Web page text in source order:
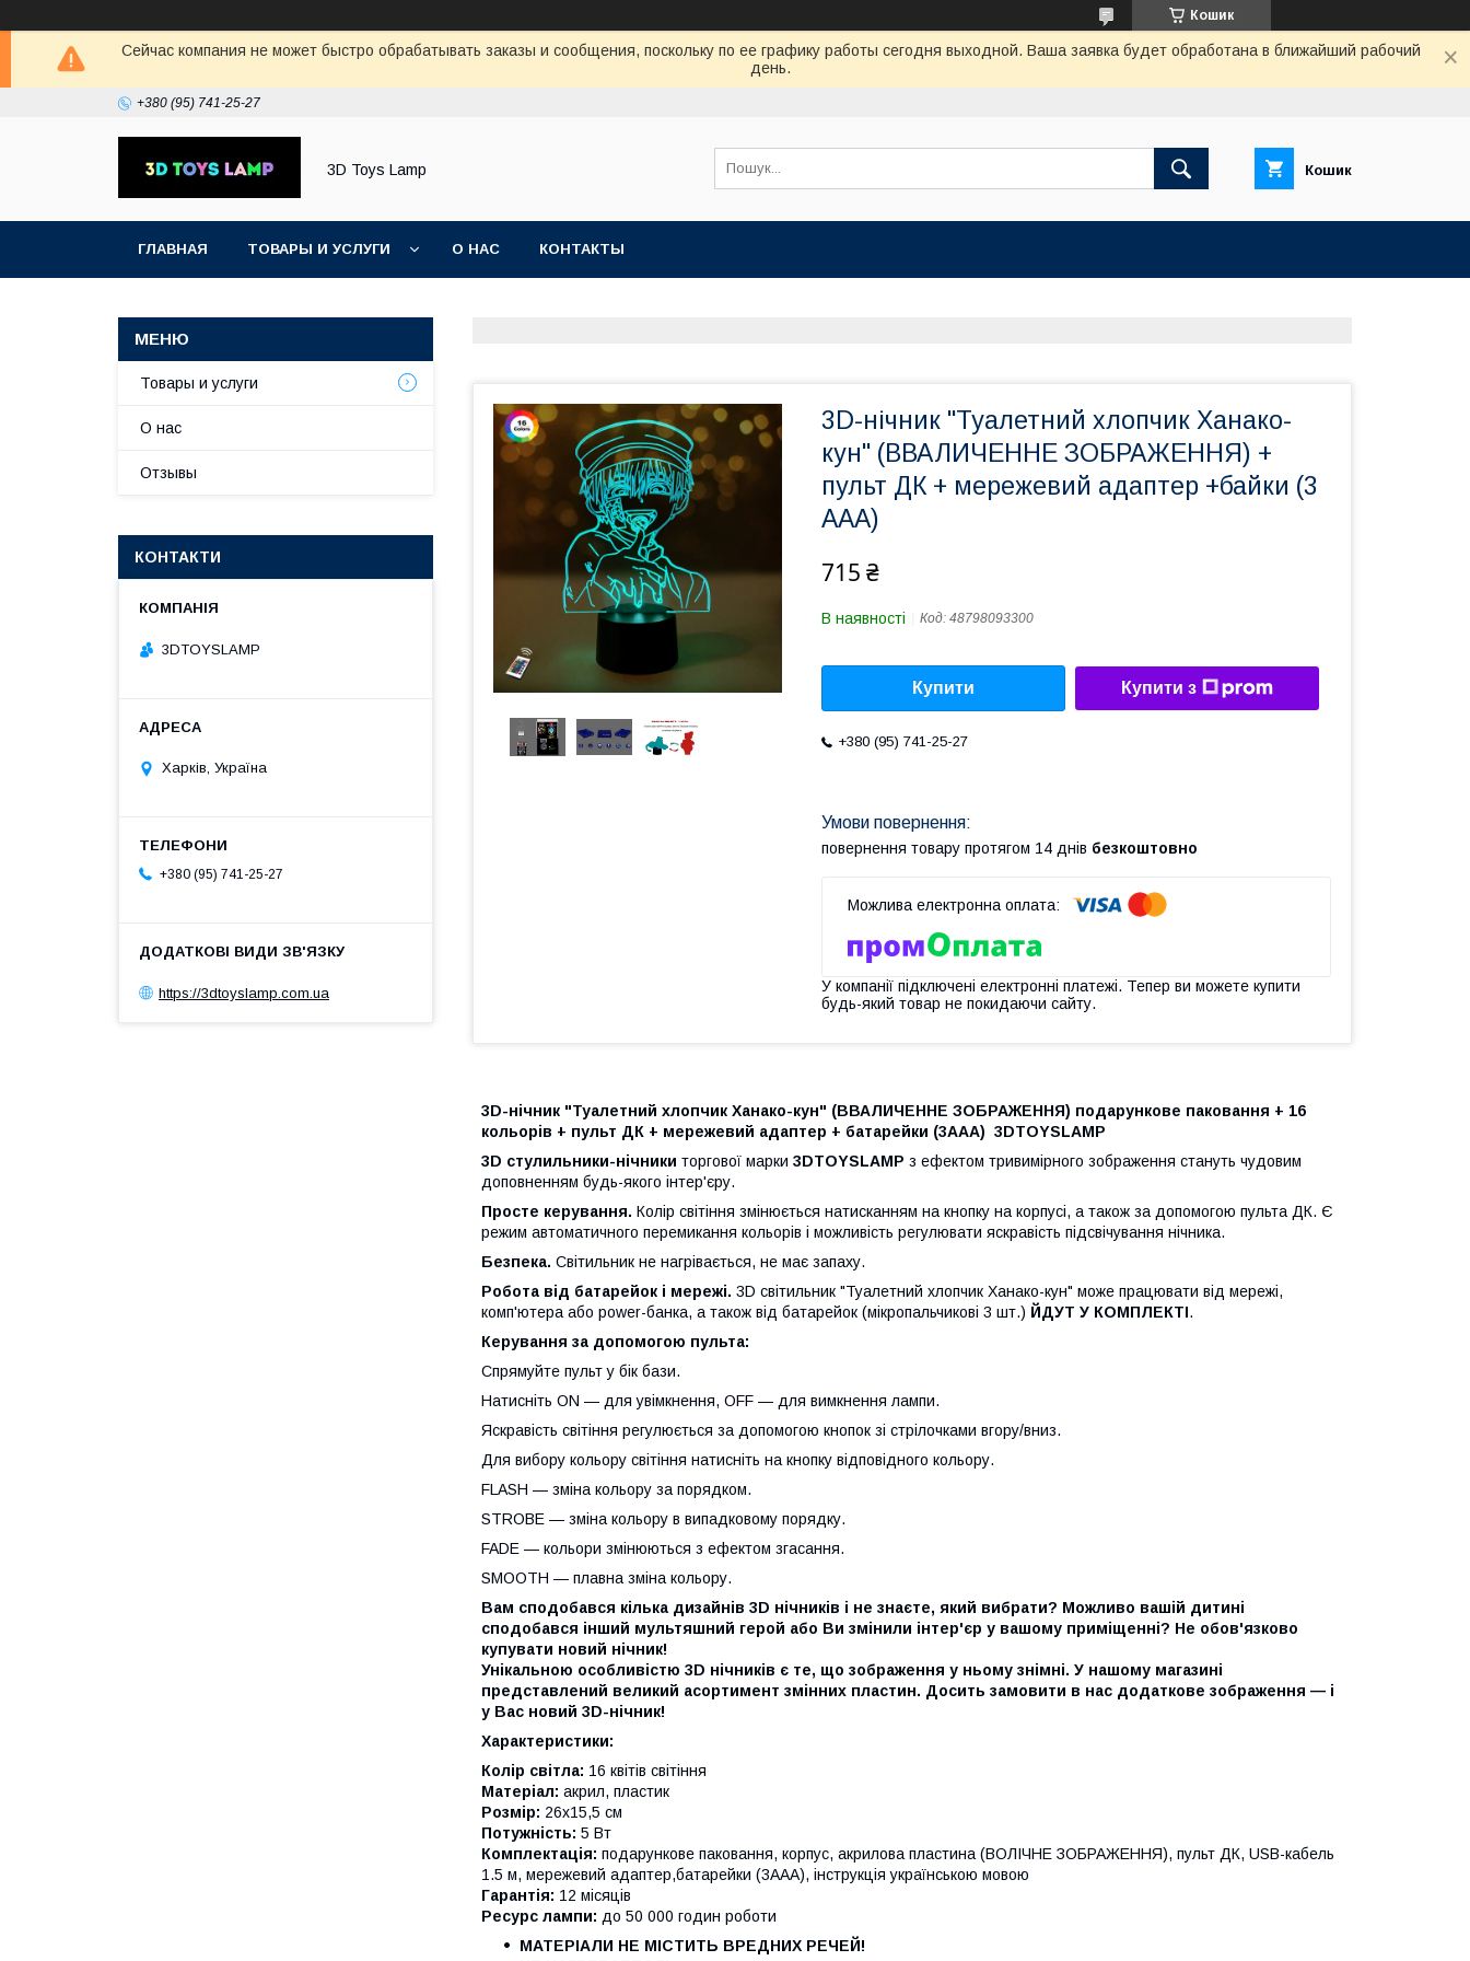
Кошик
Сейчас компания не может быстро обрабатывать заказы и сообщения, поскольку по ее графику работы сегодня выходной. Ваша заявка будет обработана в ближайший рабочий
день.
+380 (95) 741-25-27
3D Toys Lamp Кошик
ГЛАВНАЯ ТОВАРЫ И УСЛУГИ О НАС КОНТАКТЫ
3D-нічник "Туалетний хлопчик Ханако-
кун" (ВВАЛИЧЕННЕ ЗОБРАЖЕННЯ) +
пульт ДК + мережевий адаптер +байки (3
ААА)
715 ₴
В наявності Код: 48798093300
Купити Купити з
+380 (95) 741-25-27
повернення товару протягом 14 днів безкоштовно
У компанії підключені електронні платежі. Тепер ви можете купити
будь-який товар не покидаючи сайту.
3D-нічник "Туалетний хлопчик Ханако-кун" (ВВАЛИЧЕННЕ ЗОБРАЖЕННЯ) подарункове паковання + 16
кольорів + пульт ДК + мережевий адаптер + батарейки (3ААА) 3DTOYSLAMP
3D стулильники-нічники торгової марки 3DTOYSLAMP з ефектом тривимірного зображення стануть чудовим
доповненням будь-якого інтер'єру.
Просте керування. Колір світіння змінюється натисканням на кнопку на корпусі, а також за допомогою пульта ДК. Є
режим автоматичного перемикання кольорів і можливість регулювати яскравість підсвічування нічника.
Безпека. Світильник не нагрівається, не має запаху.
Робота від батарейок і мережі. 3D світильник "Туалетний хлопчик Ханако-кун" може працювати від мережі,
комп'ютера або power-банка, а також від батарейок (мікропальчикові 3 шт.) ЙДУТ У КОМПЛЕКТІ.
Керування за допомогою пульта:
Спрямуйте пульт у бік бази.
Натисніть ON — для увімкнення, OFF — для вимкнення лампи.
Яскравість світіння регулюється за допомогою кнопок зі стрілочками вгору/вниз.
Для вибору кольору світіння натисніть на кнопку відповідного кольору.
FLASH — зміна кольору за порядком.
STROBE — зміна кольору в випадковому порядку.
FADE — кольори змінюються з ефектом згасання.
SMOOTH — плавна зміна кольору.
Вам сподобався кілька дизайнів 3D нічників і не знаєте, який вибрати? Можливо вашій дитині
сподобався інший мультяшний герой або Ви змінили інтер'єр у вашому приміщенні? Не обов'язково
купувати новий нічник!
Унікальною особливістю 3D нічників є те, що зображення у ньому знімні. У нашому магазині
представлений великий асортимент змінних пластин. Досить замовити в нас додаткове зображення — і
у Вас новий 3D-нічник!
Характеристики:
Колір світла: 16 квітів світіння
Матеріал: акрил, пластик
Розмір: 26х15,5 см
Потужність: 5 Вт
Комплектація: подарункове паковання, корпус, акрилова пластина (ВОЛІЧНЕ ЗОБРАЖЕННЯ), пульт ДК, USB-кабель
1.5 м, мережевий адаптер,батарейки (3ААА), інструкція українською мовою
Гарантія: 12 місяців
Ресурс лампи: до 50 000 годин роботи
МАТЕРІАЛИ НЕ МІСТИТЬ ВРЕДНИХ РЕЧЕЙ!
Товары и услуги
О нас
Отзывы
КОНТАКТИ
3DTOYSLAMP
Харків, Україна
+380 (95) 741-25-27
https://3dtoyslamp.com.ua